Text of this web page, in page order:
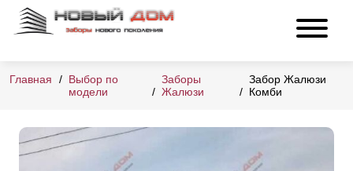
Главная
Выбор по
модели
Заборы
Жалюзи
Забор Жалюзи
Комби